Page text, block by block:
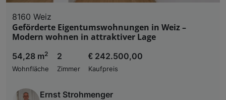
8160 Weiz
Geförderte Eigentumswohnungen in Weiz –
Modern wohnen in attraktiver Lage
54,28 m2
Wohnfläche
2
Zimmer
€ 242.500,00
Kaufpreis
Ernst Strohmenger